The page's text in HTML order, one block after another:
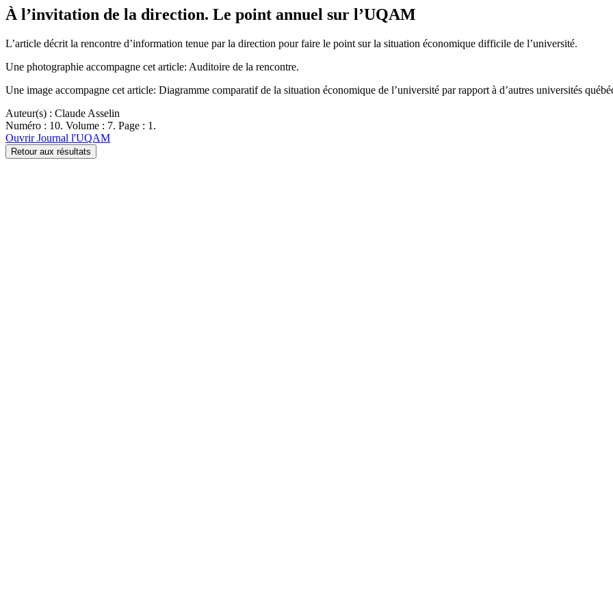
À l’invitation de la direction. Le point annuel sur l’UQAM
L’article décrit la rencontre d’information tenue par la direction pour faire le point sur la situation économique difficile de l’université.
Une photographie accompagne cet article: Auditoire de la rencontre.
Une image accompagne cet article: Diagramme comparatif de la situation économique de l’université par rapport à d’autres universités
Auteur(s) : Claude Asselin
Numéro : 10. Volume : 7. Page : 1.
Ouvrir Journal l'UQAM
Retour aux résultats